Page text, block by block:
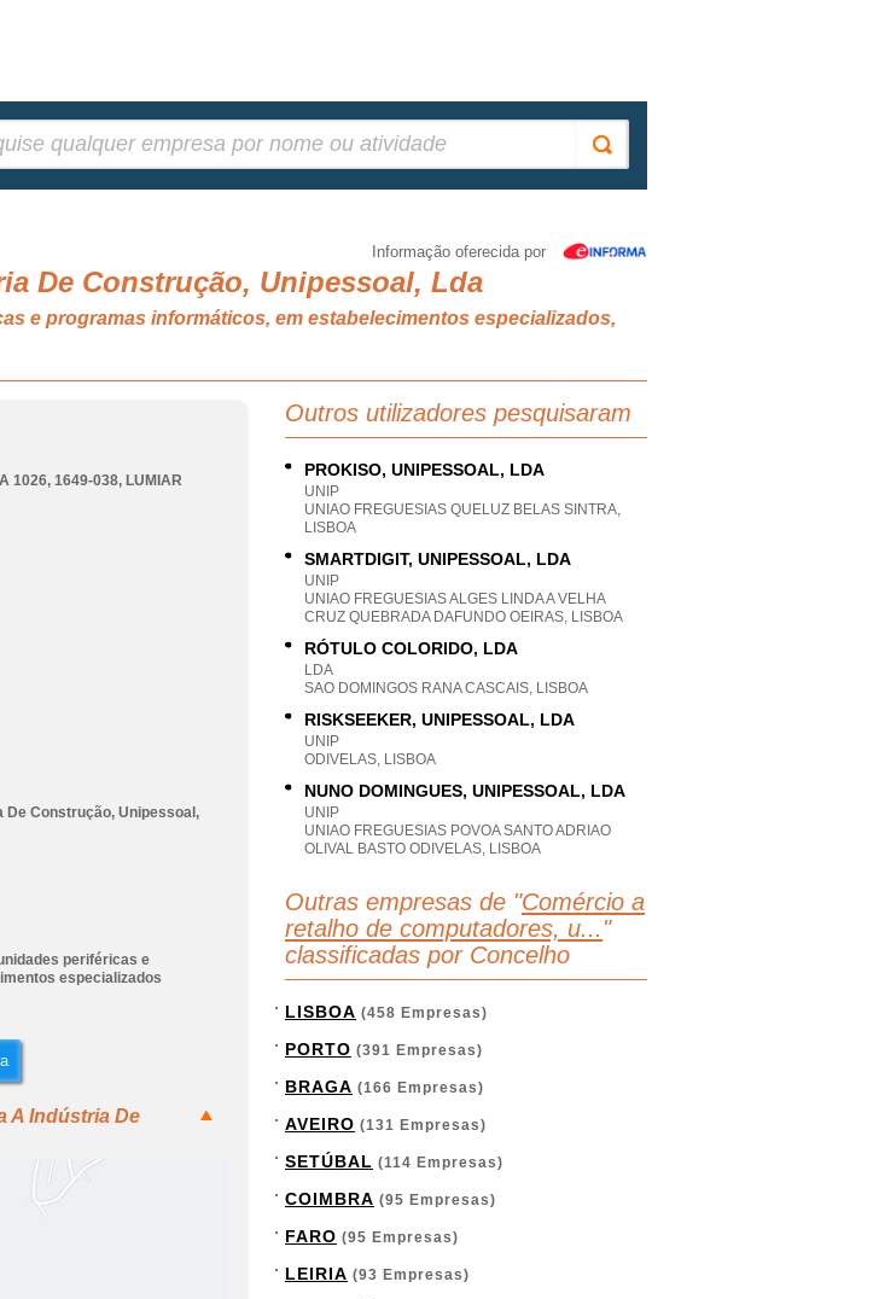
Informação oferecida por
De Construção, Unipessoal, Lda
e programas informáticos, em estabelecimentos especializados,
1026, 1649-038, LUMIAR
Construção, Unipessoal,
periféricas e
especializados
A Indústria De
Outros utilizadores pesquisaram
PROKISO, UNIPESSOAL, LDA
UNIP
UNIAO FREGUESIAS QUELUZ BELAS SINTRA,
LISBOA
SMARTDIGIT, UNIPESSOAL, LDA
UNIP
UNIAO FREGUESIAS ALGES LINDA A VELHA
CRUZ QUEBRADA DAFUNDO OEIRAS, LISBOA
RÓTULO COLORIDO, LDA
LDA
SAO DOMINGOS RANA CASCAIS, LISBOA
RISKSEEKER, UNIPESSOAL, LDA
UNIP
ODIVELAS, LISBOA
NUNO DOMINGUES, UNIPESSOAL, LDA
UNIP
UNIAO FREGUESIAS POVOA SANTO ADRIAO
OLIVAL BASTO ODIVELAS, LISBOA
Outras empresas de "Comércio a
retalho de computadores, u... "
classificadas por Concelho
LISBOA (458 Empresas)
PORTO (391 Empresas)
BRAGA (166 Empresas)
AVEIRO (131 Empresas)
SETÚBAL (114 Empresas)
COIMBRA (95 Empresas)
FARO (95 Empresas)
LEIRIA (93 Empresas)